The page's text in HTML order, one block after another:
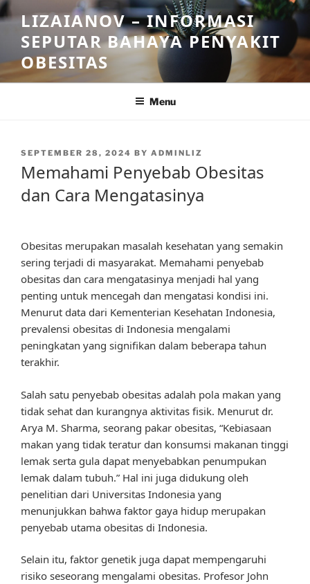
Skip
to
content
LIZAIANOV – INFORMASI
SEPUTAR BAHAYA PENYAKIT
OBESITAS
Menu
POSTED
SEPTEMBER 28, 2024 BY ADMINLIZ
Memahami Penyebab Obesitas
dan Cara Mengatasinya
Obesitas merupakan masalah kesehatan yang semakin
sering terjadi di masyarakat. Memahami penyebab
obesitas dan cara mengatasinya menjadi hal yang
penting untuk mencegah dan mengatasi kondisi ini.
Menurut data dari Kementerian Kesehatan Indonesia,
prevalensi obesitas di Indonesia mengalami
peningkatan yang signifikan dalam beberapa tahun
terakhir.
Salah satu penyebab obesitas adalah pola makan yang
tidak sehat dan kurangnya aktivitas fisik. Menurut dr.
Arya M. Sharma, seorang pakar obesitas, “Kebiasaan
makan yang tidak teratur dan konsumsi makanan tinggi
lemak serta gula dapat menyebabkan penumpukan
lemak dalam tubuh.” Hal ini juga didukung oleh
penelitian dari Universitas Indonesia yang
menunjukkan bahwa faktor gaya hidup merupakan
penyebab utama obesitas di Indonesia.
Selain itu, faktor genetik juga dapat mempengaruhi
risiko seseorang mengalami obesitas. Profesor John